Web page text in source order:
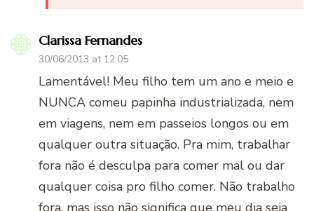
Clarissa Fernandes
30/06/2013 at 12:05
Lamentável! Meu filho tem um ano e meio e
NUNCA comeu papinha industrializada, nem
em viagens, nem em passeios longos ou em
qualquer outra situação. Pra mim, trabalhar
fora não é desculpa para comer mal ou dar
qualquer coisa pro filho comer. Não trabalho
fora, mas isso não significa que meu dia seja